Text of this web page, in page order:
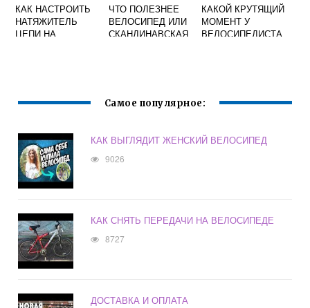
КАК НАСТРОИТЬ
НАТЯЖИТЕЛЬ
ЦЕПИ НА
ЧТО ПОЛЕЗНЕЕ
ВЕЛОСИПЕД ИЛИ
СКАНДИНАВСКАЯ
КАКОЙ КРУТЯЩИЙ
МОМЕНТ У
ВЕЛОСИПЕДИСТА
Самое популярное:
КАК ВЫГЛЯДИТ ЖЕНСКИЙ ВЕЛОСИПЕД
9026
КАК СНЯТЬ ПЕРЕДАЧИ НА ВЕЛОСИПЕДЕ
8727
ДОСТАВКА И ОПЛАТА